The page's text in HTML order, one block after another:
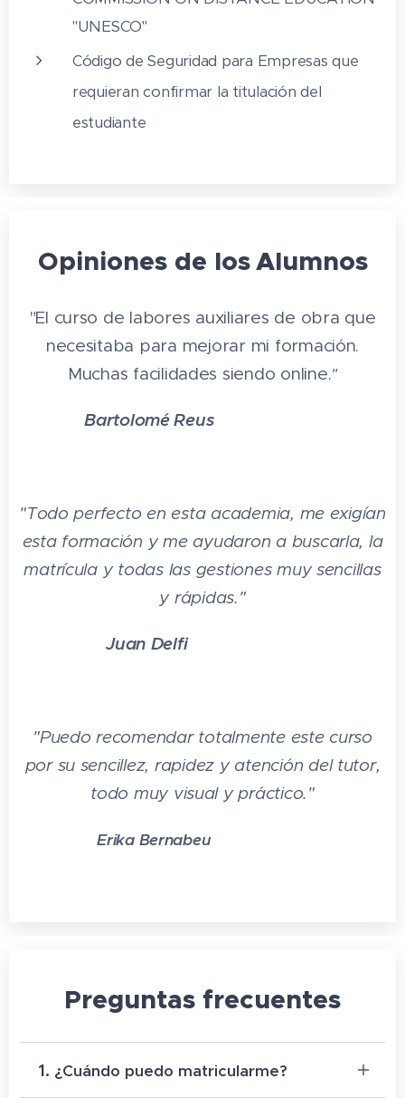
4.4 Riesgos laborales y ambientales
4.5 Actividades: operaciones de
excavación
5 Seguridad básica en obras de
5.2 Accidentes laborales
5.4 Equipos de protección individual y
colectiva
5.6 Actividades: seguridad básica en
"UNESCO"
Código de Seguridad para Empresas que
requieran confirmar la titulación del
estudiante
Opiniones de losAlumnos
"El curso de labores auxiliares de obra que
necesitaba para mejorar mi formación.
Muchas facilidades siendo online."
Bartolomé Reus
"Todo perfecto en esta academia, me exigían
esta formación y me ayudaron a buscarla, la
matrícula y todas las gestiones muy sencillas
y rápidas."
Juan Delfi
"Puedo recomendar totalmente este curso
por su sencillez, rapidez y atención del tutor,
todo muy visual y práctico."
Erika Bernabeu
Preguntas frecuentes
1. ¿Cuándo puedo matricularme?